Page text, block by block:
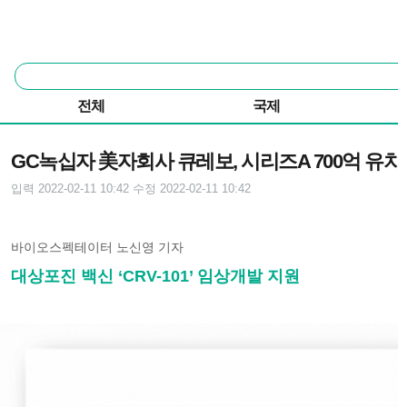
통
합
색
전체 국제
GC녹십자 美자회사 큐레보, 시리즈A 700억 유치
입력 2022-02-11 10:42 수정 2022-02-11 10:42
바이오스펙테이터 노신영 기자
대상포진 백신 ‘CRV-101’ 임상개발 지원